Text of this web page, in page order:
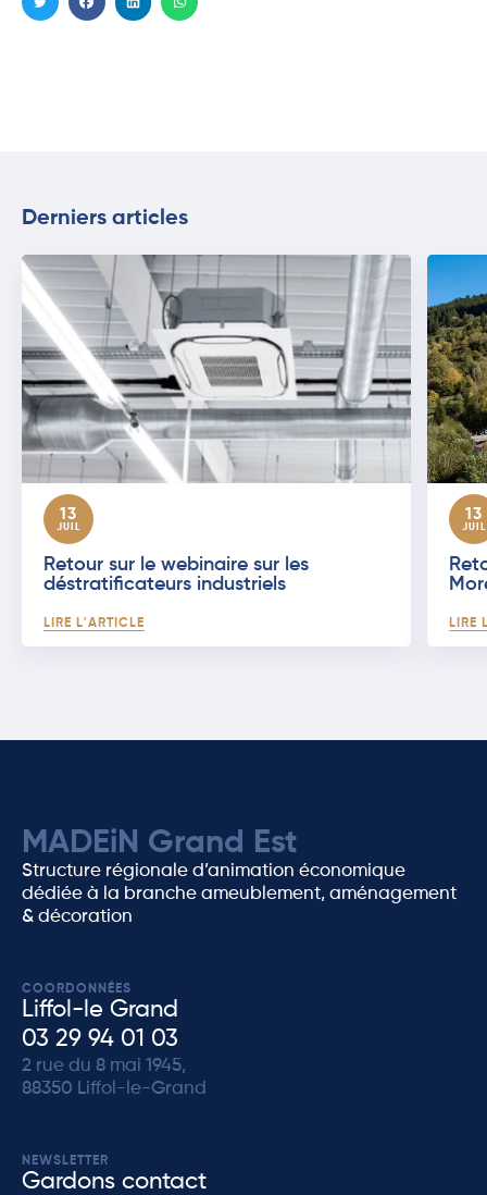
Derniers articles
13
JUIL
Retour sur le webinaire sur les
déstratificateurs industriels
LIRE L'ARTICLE
13
JUIL
LIRE
MADEiN Grand Est
Structure régionale d’animation économique
dédiée à la branche ameublement, aménagement
& décoration
COORDONNÉES
Liffol-le Grand
03 29 94 01 03
2 rue du 8 mai 1945,
88350 Liffol-le-Grand
NEWSLETTER
Gardons contact